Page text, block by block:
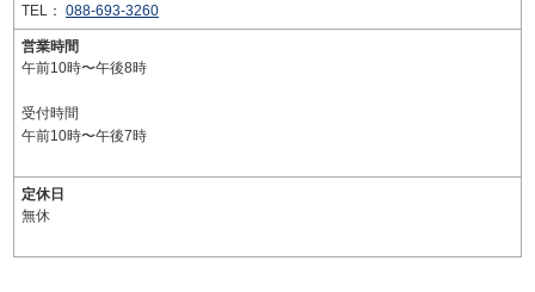
TEL： 088-693-3260
営業時間
午前10時〜午後8時
受付時間
午前10時〜午後7時
定休日
無休